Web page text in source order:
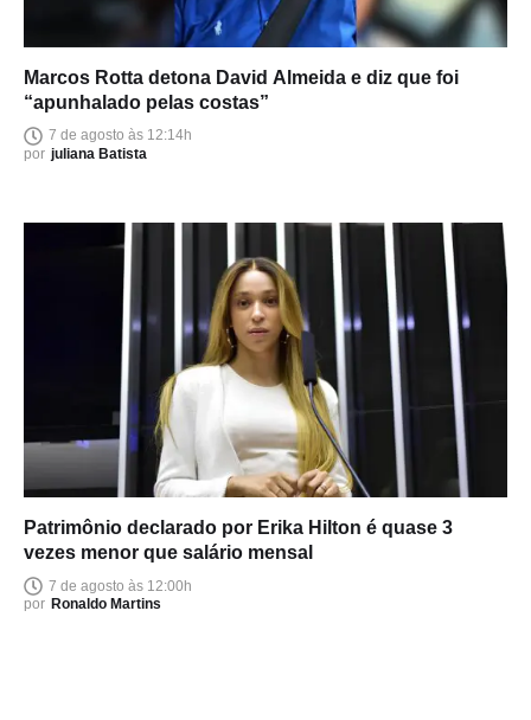
Marcos Rotta detona David Almeida e diz que foi
“apunhalado pelas costas”
7 de agosto às 12:14h
por juliana Batista
Patrimônio declarado por Erika Hilton é quase 3
vezes menor que salário mensal
7 de agosto às 12:00h
por Ronaldo Martins